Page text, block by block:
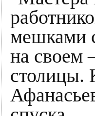
мешками
на своем
столицы.